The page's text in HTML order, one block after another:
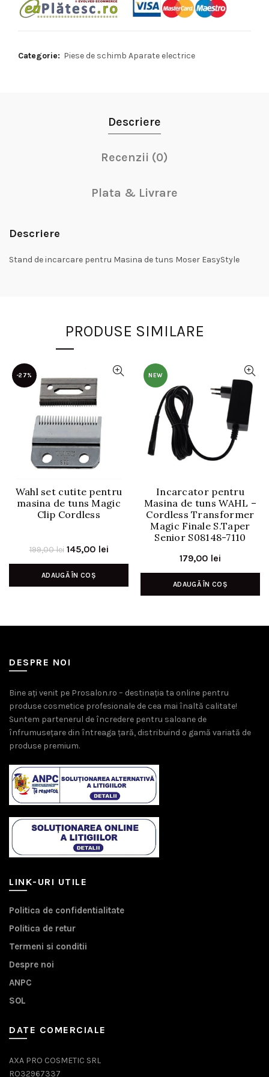
Categorie: Piese de schimb Aparate electrice
Descriere
Recenzii (0)
Plata & Livrare
Descriere
Stand de incarcare pentru Masina de tuns Moser EasyStyle
PRODUSE SIMILARE
-27%
Wahl set cutite pentru
masina de tuns Magic
Clip Cordless
199,00lei Prețul
inițial
a
145,00 leiPrețul
curent
145,00 lei.
ADAUGĂ ÎN COȘ
NEW
Incarcator pentru
Masina de tuns WAHL –
Cordless Transformer
Magic Finale S.Taper
Senior S08148-7110
179,00 lei
ADAUGĂ ÎN COȘ
DESPRE NOI
Bine ați venit pe Prosalon.ro – destinația ta online pentru
produse cosmetice profesionale de cea mai înaltă calitate!
Suntem partenerul de încredere pentru saloane de
înfrumusețare din întreaga țară, distribuind o gamă variată de
produse premium.
LINK-URI UTILE
Politica de confidentialitate
Politica de retur
Termeni si conditii
Despre noi
ANPC
SOL
DATE COMERCIALE
AXA PRO COSMETIC SRL
RO32967337